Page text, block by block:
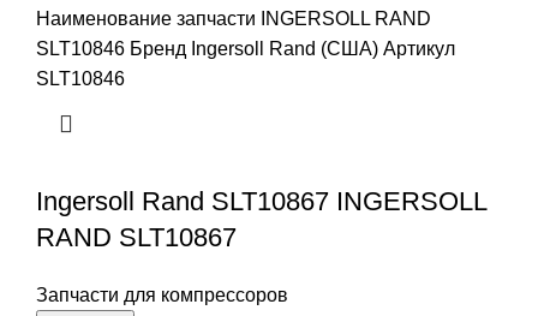
Наименование запчасти INGERSOLL RAND
SLT10846 Бренд Ingersoll Rand (США) Артикул
SLT10846
Ingersoll Rand SLT10867 INGERSOLL
RAND SLT10867
Запчасти для компрессоров